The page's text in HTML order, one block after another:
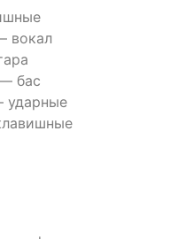
вокал
бас
ударные